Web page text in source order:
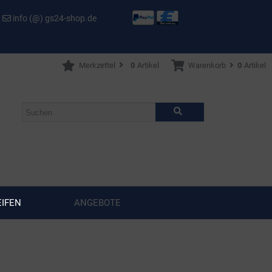
info (@) gs24-shop.de
Warenkorb 0 Artikel
Merkzettel 0 Artikel
ANGEBOTE